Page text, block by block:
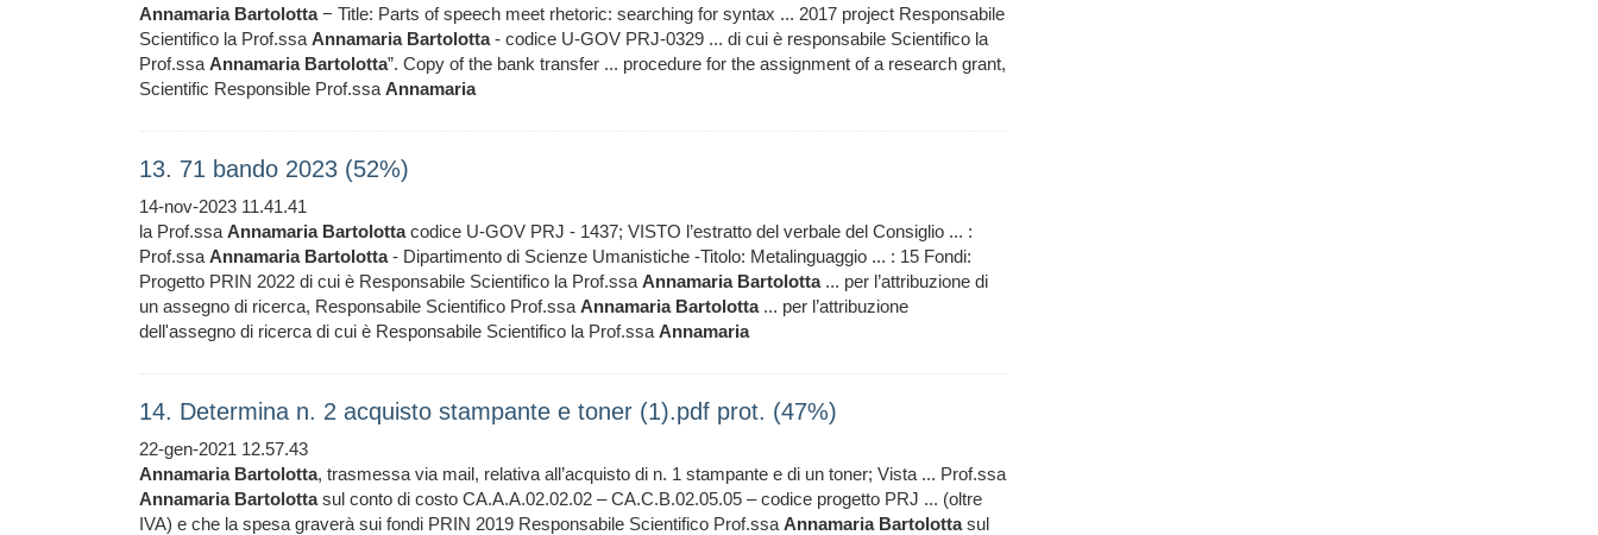
Annamaria Bartolotta− Title: Parts of speech meet rhetoric: searching for syntax ... 2017 project Responsabile
Scientifico la Prof.ssa Annamaria Bartolotta- codice U-GOV PRJ-0329 ... di cui è responsabile Scientifico la
Prof.ssa Annamaria Bartolotta”. Copy of the bank transfer ... procedure for the assignment of a research grant,
Scientific Responsible Prof.ssa Annamaria
13. 71 bando 2023 (52%)
14-nov-2023 11.41.41
la Prof.ssa Annamaria Bartolottacodice U-GOV PRJ - 1437; VISTO l’estratto del verbale del Consiglio ... :
Prof.ssa Annamaria Bartolotta- Dipartimento di Scienze Umanistiche -Titolo: Metalinguaggio ... : 15 Fondi:
Progetto PRIN 2022 di cui è Responsabile Scientifico la Prof.ssa Annamaria Bartolotta... per l’attribuzione di
un assegno di ricerca, Responsabile Scientifico Prof.ssa Annamaria Bartolotta... per l’attribuzione
dell'assegno di ricerca di cui è Responsabile Scientifico la Prof.ssa Annamaria
14. Determina n. 2 acquisto stampante e toner (1).pdf prot. (47%)
22-gen-2021 12.57.43
Annamaria Bartolotta, trasmessa via mail, relativa all’acquisto di n. 1 stampante e di un toner; Vista ... Prof.ssa
Annamaria Bartolottasul conto di costo CA.A.A.02.02.02 – CA.C.B.02.05.05 – codice progetto PRJ ... (oltre
IVA) e che la spesa graverà sui fondi PRIN 2019 Responsabile Scientifico Prof.ssa Annamaria Bartolottasul